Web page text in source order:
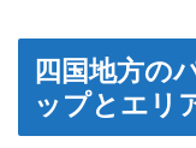
四国地方の
ップとエリ